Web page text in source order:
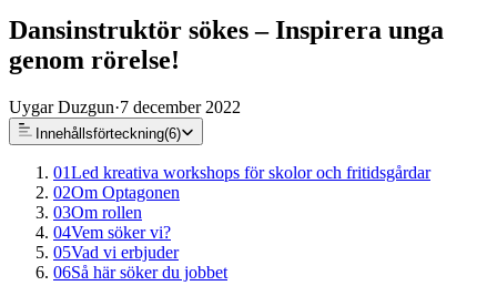
Dansinstruktör sökes – Inspirera unga
genom rörelse!
Uygar Duzgun·7 december 2022
Innehållsförteckning(6)
01Led kreativa workshops för skolor och fritidsgårdar
02Om Optagonen
03Om rollen
04Vem söker vi?
05Vad vi erbjuder
06Så här söker du jobbet